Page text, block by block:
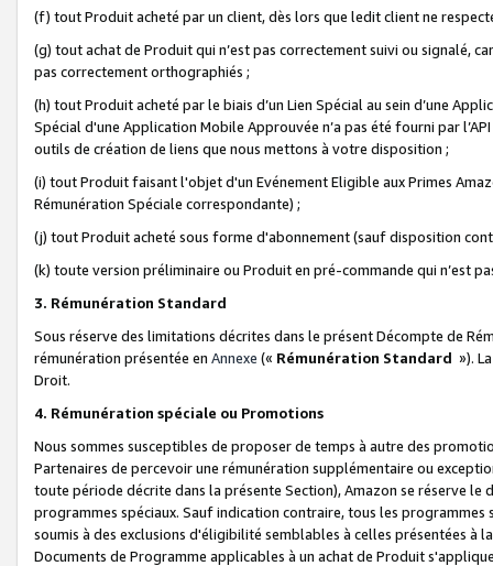
(f) tout Produit acheté par un client, dès lors que ledit client ne
(g) tout achat de Produit qui n’est pas correctement suivi ou signalé,
pas correctement orthographiés ;
(h) tout Produit acheté par le biais d’un Lien Spécial au sein d’une
Spécial d'une Application Mobile Approuvée n’a pas été fourni par
outils de création de liens que nous mettons à votre disposition ;
(i) tout Produit faisant l'objet d'un Evénement Eligible aux Primes
Rémunération Spéciale correspondante) ;
(j) tout Produit acheté sous forme d'abonnement (sauf disposition
(k) toute version préliminaire ou Produit en pré-commande qui n’est
3. Rémunération Standard
Sous réserve des limitations décrites dans le présent Décompte de
rémunération présentée en Annexe (« Rémunération Standard »).
Droit.
4. Rémunération spéciale ou Promotions
Nous sommes susceptibles de proposer de temps à autre des
Partenaires de percevoir une rémunération supplémentaire ou
toute période décrite dans la présente Section), Amazon se réserve
programmes spéciaux. Sauf indication contraire, tous les
soumis à des exclusions d'éligibilité semblables à celles présentées à
Documents de Programme applicables à un achat de Produit